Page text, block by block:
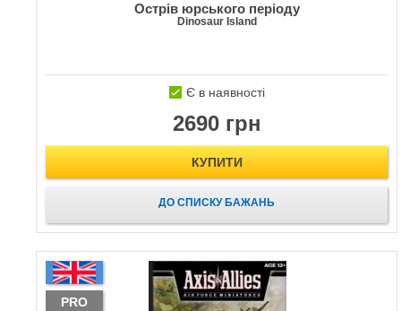
Острів юрського періоду
Dinosaur Island
Є в наявності
2690 грн
КУПИТИ
ДО СПИСКУ БАЖАНЬ
PRO